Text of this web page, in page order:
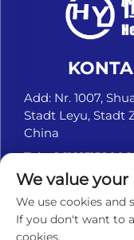
Add: Nr. 1007,
Stadt Leyu, Stadt
China
Tel.:
E-Mail: [email
We value your
We use cookies and
If you don't want to
cookies.